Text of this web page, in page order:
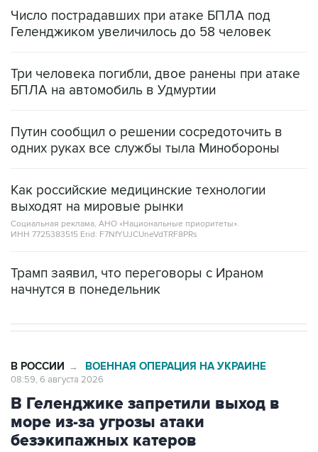
Число пострадавших при атаке БПЛА под
Геленджиком увеличилось до 58 человек
Три человека погибли, двое ранены при атаке
БПЛА на автомобиль в Удмуртии
Путин сообщил о решении сосредоточить в
одних руках все службы тыла Минобороны
Как российские медицинские технологии
выходят на мировые рынки
Социальная реклама, АНО «Национальные приоритеты».
ИНН 7725383515 Erid: F7NfYUJCUneVdTRF8PRs
Трамп заявил, что переговоры с Ираном
начнутся в понедельник
В РОССИИ → ВОЕННАЯ ОПЕРАЦИЯ НА УКРАИНЕ
08:59, 6 августа 2026
В Геленджике запретили выход в
море из-за угрозы атаки
безэкипажных катеров